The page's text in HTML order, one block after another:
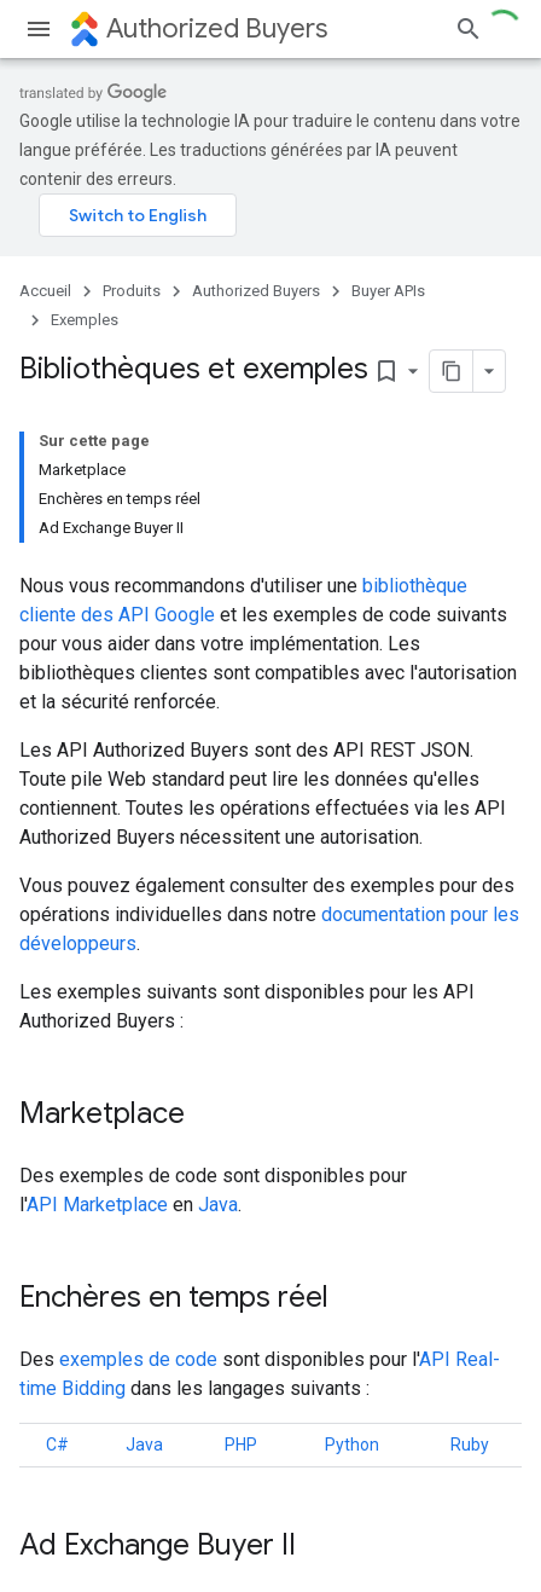
Authorized Buyers
Google utilise la technologie IA pour traduire le contenu dans votre
langue préférée. Les traductions générées par IA peuvent
contenir des erreurs.
Accueil Produits Authorized Buyers
Buyer APIs
Exemples
Bibliothèques et exemples bookmark_border
Sur cette page
Marketplace
Enchères en temps réel
Ad Exchange Buyer II
Nous vous recommandons d'utiliser une bibliothèque
cliente des API Google et les exemples de code suivants
pour vous aider dans votre implémentation. Les
bibliothèques clientes sont compatibles avec l'autorisation
et la sécurité renforcée.
Les API Authorized Buyers sont des API REST JSON.
Toute pile Web standard peut lire les données qu'elles
contiennent. Toutes les opérations effectuées via les API
Authorized Buyers nécessitent une autorisation.
Vous pouvez également consulter des exemples pour des
opérations individuelles dans notre documentation pour les
développeurs.
Les exemples suivants sont disponibles pour les API
Authorized Buyers :
Marketplace
Des exemples de code sont disponibles pour
l'API Marketplace en Java.
Enchères en temps réel
Des exemples de code sont disponibles pour l'API Real-
time Bidding dans les langages suivants :
C# Java PHP Python Ruby
Ad Exchange Buyer II